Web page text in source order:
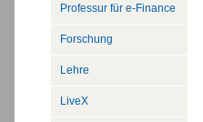
Professur für e-Finance
Forschung
Lehre
LiveX